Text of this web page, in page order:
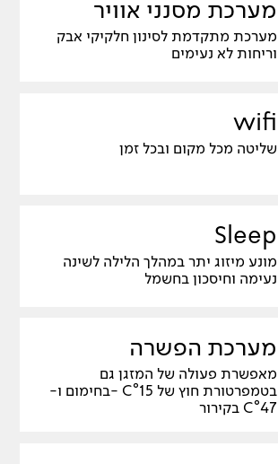
מערכת מסנני אוויר
מערכת מתקדמת לסינון חלקיקי אבק
וריחות לא נעימים
wifi
שליטה מכל מקום ובכל זמן
Sleep
מונע מיזוג יתר במהלך הלילה לשינה
נעימה וחיסכון בחשמל
מערכת הפשרה
מאפשרת פעולה של המזגן גם
בטמפרטורת חוץ של C°15 -בחימום ו-
C°47 בקירור